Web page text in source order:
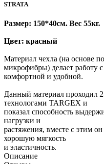
STRATA
Размер: 150*40см. Вес 55кг.
Цвет: красный
Материал чехла (на основе
микрофибры) делает работу
комфортной и удобной.
Данный материал проходил
технологами TARGEX и
показал способность
нагрузки и
растяжения, вместе с этим
хорошую мягкость
и эластичность.
Описание